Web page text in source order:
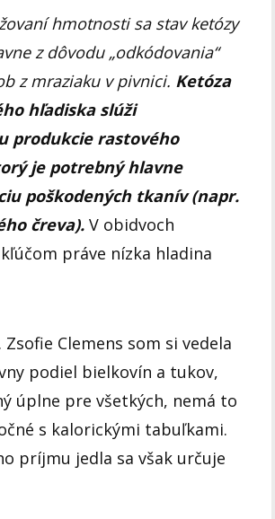
hmotnosti sa stav ketózy
z dôvodu „odkódovania“
z mraziaku v pivnici. Ketóza
hľadiska slúži
produkcie rastového
je potrebný hlavne
poškodených tkanív (napr.
čreva). V obidvoch
práve nízka hladina
Zsofie Clemens som si vedela
podiel bielkovín a tukov,
úplne pre všetkých, nemá to
s kalorickými tabuľkami.
príjmu jedla sa však určuje